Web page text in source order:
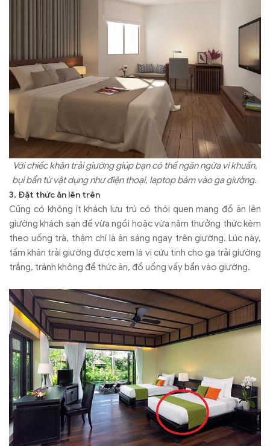
Với chiếc khăn trải giường giúp bạn có thể ngăn ngừa vi khuẩn,
bụi bẩn từ vật dụng như điện thoại, laptop bám vào ga giường.
3. Đặt thức ăn lên trên
Cũng có không ít khách lưu trú có thói quen mang đồ ăn lên
giường khách sạn để vừa ngồi hoặc vừa nằm thưởng thức kèm
theo uống trà, thậm chí là ăn sáng ngay trên giường. Lúc này,
tấm khăn trải giường được xem là vị cứu tinh cho ga trải giường
trắng, tránh không để thức ăn, đồ uống vấy bẩn vào giường.